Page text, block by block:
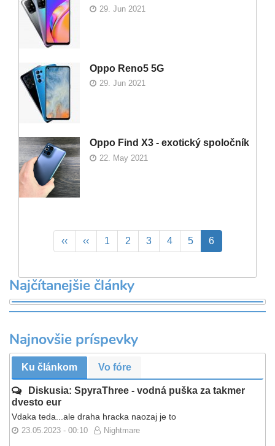
29. Jun 2021
Oppo Reno5 5G
29. Jun 2021
Oppo Find X3 - exotický spoločník
22. May 2021
Pagination
First
page
‹‹
Previous
page
‹‹ Page
1 Page
2 Page
3 Page
4 Page
5
Aktuálna
stránka
6
Najčítanejšie články
Najnovšie príspevky
Ku článkom Vo fóre
Diskusia: SpyraThree - vodná puška za takmer
dvesto eur
Vdaka teda...ale draha hracka naozaj je to
23.05.2023 - 00:10 Nightmare